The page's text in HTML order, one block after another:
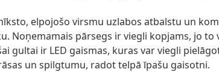
elpojošo virsmu uzlabos atbalstu un
Noņemamais pārsegs ir viegli kopjams, jo to
gultai ir LED gaismas, kuras var viegli
un spilgtumu, radot telpā īpašu gaisotni.